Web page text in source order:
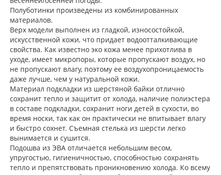
Полуботинки произведены из комбинированных
материалов.
Верх модели выполнен из гладкой, износостойкой,
искусственной кожи, что придает водоотталкивающие
свойства. Как известно эко кожа менее прихотлива в
уходе, имеет микропоры, которые пропускают воздух, но
не пропускают влагу, поэтому ее воздухопроницаемость
даже лучше, чем у натуральной кожи.
Материал подкладки из шерстяной байки отлично
сохранит тепло и защитит от холода, наличие полиэстера
в составе подкладки, сохранит ноги детей в сухости, во
время носки, так как он практически не впитывает влагу
и быстро сохнет. Съемная стелька из шерсти легко
вынимается и сушится.
Подошва из ЭВА отличается небольшим весом,
упругостью, гигиеничностью, способностью сохранять
тепло и препятствовать проникновению холода. Ко всему